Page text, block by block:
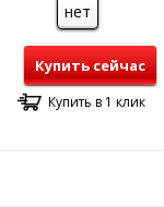
нет
Купить сейчас
Купить в 1 клик